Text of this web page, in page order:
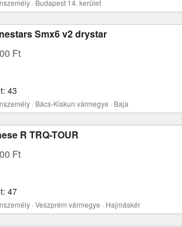
· Budapest 14. kerület
Smx6 v2 drystar
Ft
43
· Bács-Kiskun vármegye · Baja
R TRQ-TOUR
Ft
47
· Veszprém vármegye · Hajmáskér